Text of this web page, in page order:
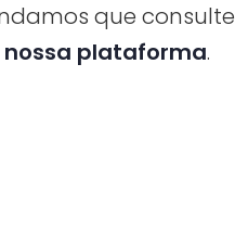
que consulte
plataforma.